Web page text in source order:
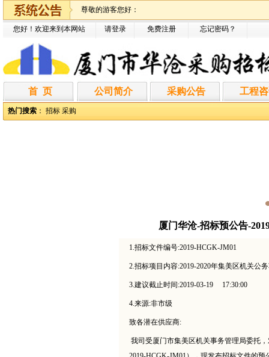
尊敬的游客您好：
您好！欢迎来到本网站 请登录 免费注册 忘记密码？
首 页 公司简介 采购公告 工程
热门搜索 ： 招标 采购
厦门华沧-招标预公告-
1.招标文件编号:2019-HCGK-JM01
2.招标项目内容:2019-2020年集美区机关公
3.建议截止时间:2019-03-19 17:30:00
4.来源:非市级
致各潜在供应商:
我司受厦门市集美区机关事务管理局委托